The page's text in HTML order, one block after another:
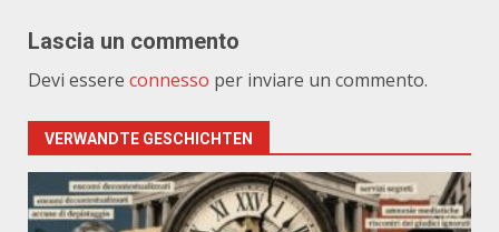
Lascia un commento
Devi essere connesso per inviare un commento.
VERWANDTE GESCHICHTEN